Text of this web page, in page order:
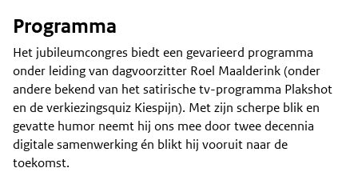
Programma
Het jubileumcongres biedt een gevarieerd programma
onder leiding van dagvoorzitter Roel Maalderink (onder
andere bekend van het satirische tv-programma Plakshot
en de verkiezingsquiz Kiespijn). Met zijn scherpe blik en
gevatte humor neemt hij ons mee door twee decennia
digitale samenwerking én blikt hij vooruit naar de
toekomst.